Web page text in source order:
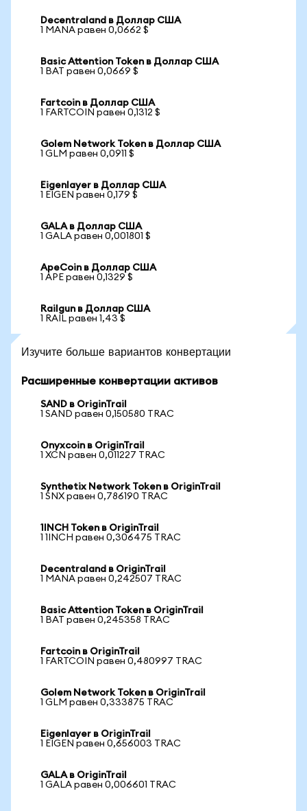
Decentraland в Доллар США
1 MANA равен 0,0662 $
Basic Attention Token в Доллар США
1 BAT равен 0,0669 $
Fartcoin в Доллар США
1 FARTCOIN равен 0,1312 $
Golem Network Token в Доллар США
1 GLM равен 0,0911 $
Eigenlayer в Доллар США
1 EIGEN равен 0,179 $
GALA в Доллар США
1 GALA равен 0,001801 $
ApeCoin в Доллар США
1 APE равен 0,1329 $
Railgun в Доллар США
1 RAIL равен 1,43 $
Изучите больше вариантов конвертации
Расширенные конвертации активов
SAND в OriginTrail
1 SAND равен 0,150580 TRAC
Onyxcoin в OriginTrail
1 XCN равен 0,011227 TRAC
Synthetix Network Token в OriginTrail
1 SNX равен 0,786190 TRAC
1INCH Token в OriginTrail
1 1INCH равен 0,306475 TRAC
Decentraland в OriginTrail
1 MANA равен 0,242507 TRAC
Basic Attention Token в OriginTrail
1 BAT равен 0,245358 TRAC
Fartcoin в OriginTrail
1 FARTCOIN равен 0,480997 TRAC
Golem Network Token в OriginTrail
1 GLM равен 0,333875 TRAC
Eigenlayer в OriginTrail
1 EIGEN равен 0,656003 TRAC
GALA в OriginTrail
1 GALA равен 0,006601 TRAC